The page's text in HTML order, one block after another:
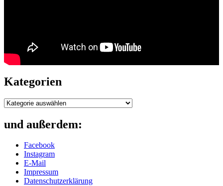
Kategorien
Kategorien
und außerdem:
Facebook
Instagram
E-Mail
Impressum
Datenschutzerklärung